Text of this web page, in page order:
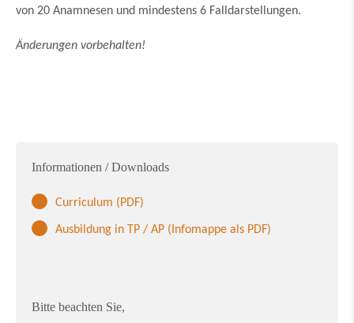
von 20 Anamnesen und mindestens 6 Falldarstellungen.
Änderungen vorbehalten!
Informationen / Downloads
Curriculum (PDF)
Ausbildung in TP / AP (Infomappe als PDF)
Bitte beachten Sie,